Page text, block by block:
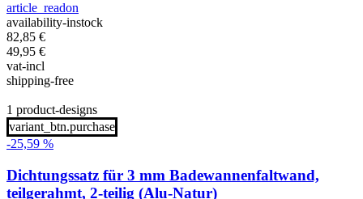
article_readon
availability-instock
82,85 €
49,95 €
vat-incl
shipping-free
1 product-designs
variant_btn.purchase
-25,59 %
Dichtungssatz für 3 mm Badewannenfaltwand,
teilgerahmt, 2-teilig (Alu-Natur)